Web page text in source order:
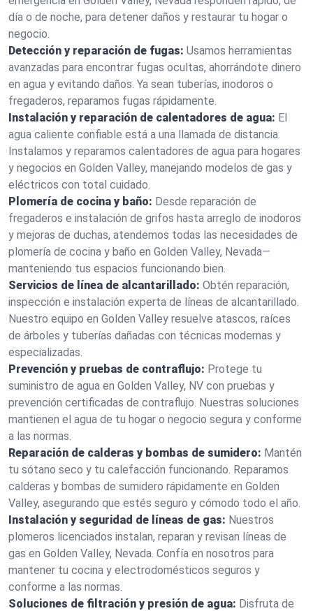
día o de noche, para detener daños y restaurar tu hogar o
negocio.
Detección y reparación de fugas: Usamos herramientas
avanzadas para encontrar fugas ocultas, ahorrándote dinero
en agua y evitando daños. Ya sean tuberías, inodoros o
fregaderos, reparamos fugas rápidamente.
Instalación y reparación de calentadores de agua: El
agua caliente confiable está a una llamada de distancia.
Instalamos y reparamos calentadores de agua para hogares
y negocios en Golden Valley, manejando modelos de gas y
eléctricos con total cuidado.
Plomería de cocina y baño: Desde reparación de
fregaderos e instalación de grifos hasta arreglo de inodoros
y mejoras de duchas, atendemos todas las necesidades de
plomería de cocina y baño en Golden Valley, Nevada—
manteniendo tus espacios funcionando bien.
Servicios de línea de alcantarillado: Obtén reparación,
inspección e instalación experta de líneas de alcantarillado.
Nuestro equipo en Golden Valley resuelve atascos, raíces
de árboles y tuberías dañadas con técnicas modernas y
especializadas.
Prevención y pruebas de contraflujo: Protege tu
suministro de agua en Golden Valley, NV con pruebas y
prevención certificadas de contraflujo. Nuestras soluciones
mantienen el agua de tu hogar o negocio segura y conforme
a las normas.
Reparación de calderas y bombas de sumidero: Mantén
tu sótano seco y tu calefacción funcionando. Reparamos
calderas y bombas de sumidero rápidamente en Golden
Valley, asegurando que estés seguro y cómodo todo el año.
Instalación y seguridad de líneas de gas: Nuestros
plomeros licenciados instalan, reparan y revisan líneas de
gas en Golden Valley, Nevada. Confía en nosotros para
mantener tu cocina y electrodomésticos seguros y
conforme a las normas.
Soluciones de filtración y presión de agua: Disfruta de